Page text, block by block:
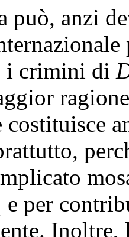
anzi
i crimini di
per